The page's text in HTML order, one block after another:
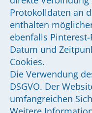
Protokolldaten an
enthalten
ebenfalls
Datum und
Cookies.
Die Verwendung
DSGVO. Der
umfangreichen